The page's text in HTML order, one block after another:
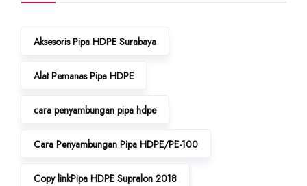
Aksesoris Pipa HDPE Surabaya
Alat Pemanas Pipa HDPE
cara penyambungan pipa hdpe
Cara Penyambungan Pipa HDPE/PE-100
Copy linkPipa HDPE Supralon 2018